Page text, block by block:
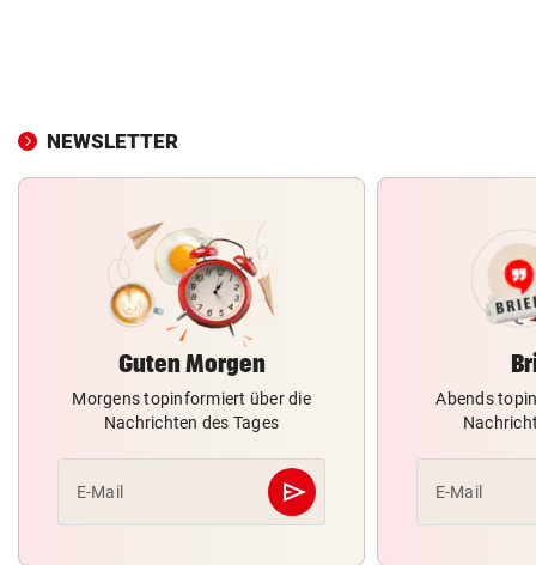
NEWSLETTER
Guten Morgen
Morgens topinformiert über die
Nachrichten des Tages
E-Mail send
Abschicken
Abends
E-Mail